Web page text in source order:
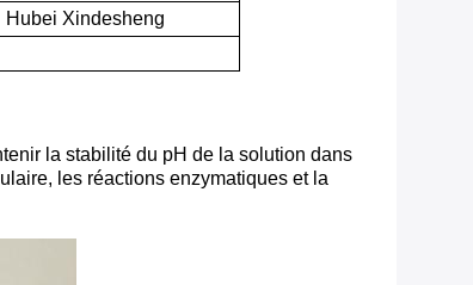
Hubei Xindesheng
la stabilité du pH de la solution dans
les réactions enzymatiques et la